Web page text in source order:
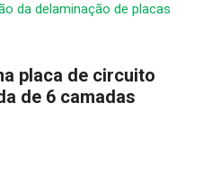
da delaminação de placas
placa de circuito
de 6 camadas